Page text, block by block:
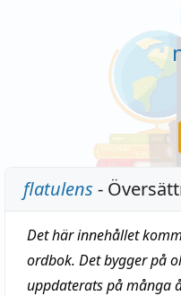
flatulens -
Det här innehållet
ordbok. Det bygger på
uppdaterats på många